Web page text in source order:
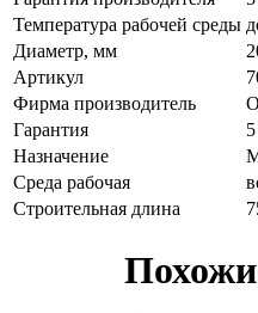
Температура рабочей среды
Диаметр, мм
Артикул
Фирма производитель
Гарантия
Назначение
Среда рабочая
Строительная длина